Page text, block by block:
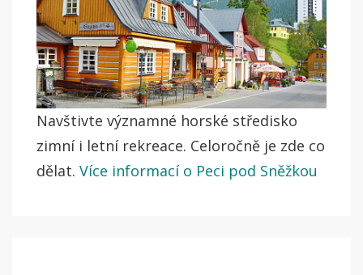
Navštivte významné horské středisko
zimní i letní rekreace. Celoročně je zde co
dělat. Více informací o Peci pod Sněžkou